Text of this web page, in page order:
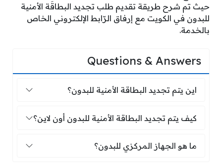
حيث تم شرح طريقة تقديم طلب تجديد البطاقَة الأمنية
للبدون في الكويت مع إرفاق الرّابط الإلكتروني الخاص
بالخدمة.
Questions & Answers
اين يتم تجديد البطاقة الأمنية للبدون؟
اين يتم تجديد البطاقة الأمنية للبدون؟
كيف يتم تجديد البطاقة الأمنية للبدون
كيف يتم تجديد البطاقة الأمنية للبدون أون لاين؟
ما هو الجهاز المركزي للبدون؟
ما هو الجهاز المركزي للبدون؟